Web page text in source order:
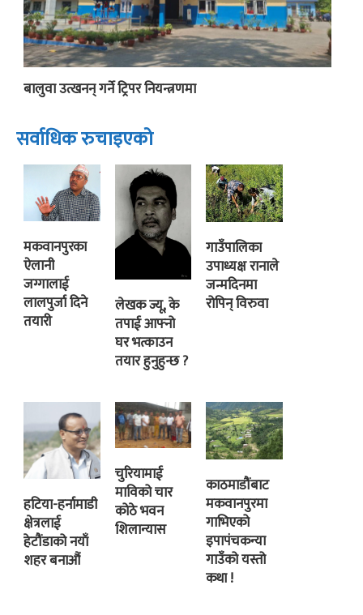
बालुवा उत्खनन् गर्ने ट्रिपर नियन्त्रणमा
सर्वाधिक रुचाइएको
मकवानपुरका
ऐलानी
जग्गालाई
लालपुर्जा दिने
तयारी
लेखक ज्यू, के
तपाई आफ्नो
घर भत्काउन
तयार हुनुहुन्छ ?
गाउँपालिका
उपाध्यक्ष रानाले
जन्मदिनमा
रोपिन् विरुवा
हटिया-हर्नामाडी
क्षेत्रलाई
हेटौंडाको नयाँ
शहर बनाऔं
चुरियामाई
माविको चार
कोठे भवन
शिलान्यास
काठमाडौंबाट
मकवानपुरमा
गाभिएको
इपापंचकन्या
गाउँको यस्तो
कथा !